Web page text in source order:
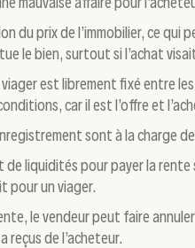
du prix de l’immobilier, ce qui
le bien, surtout si l’achat
est librement fixé entre
car il est l’offre et
sont à la charge
de liquidités pour payer la rente
pour un viager.
le vendeur peut faire
reçus de l’acheteur.